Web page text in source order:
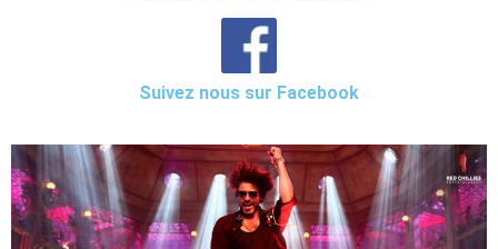
Suivez nous sur Facebook